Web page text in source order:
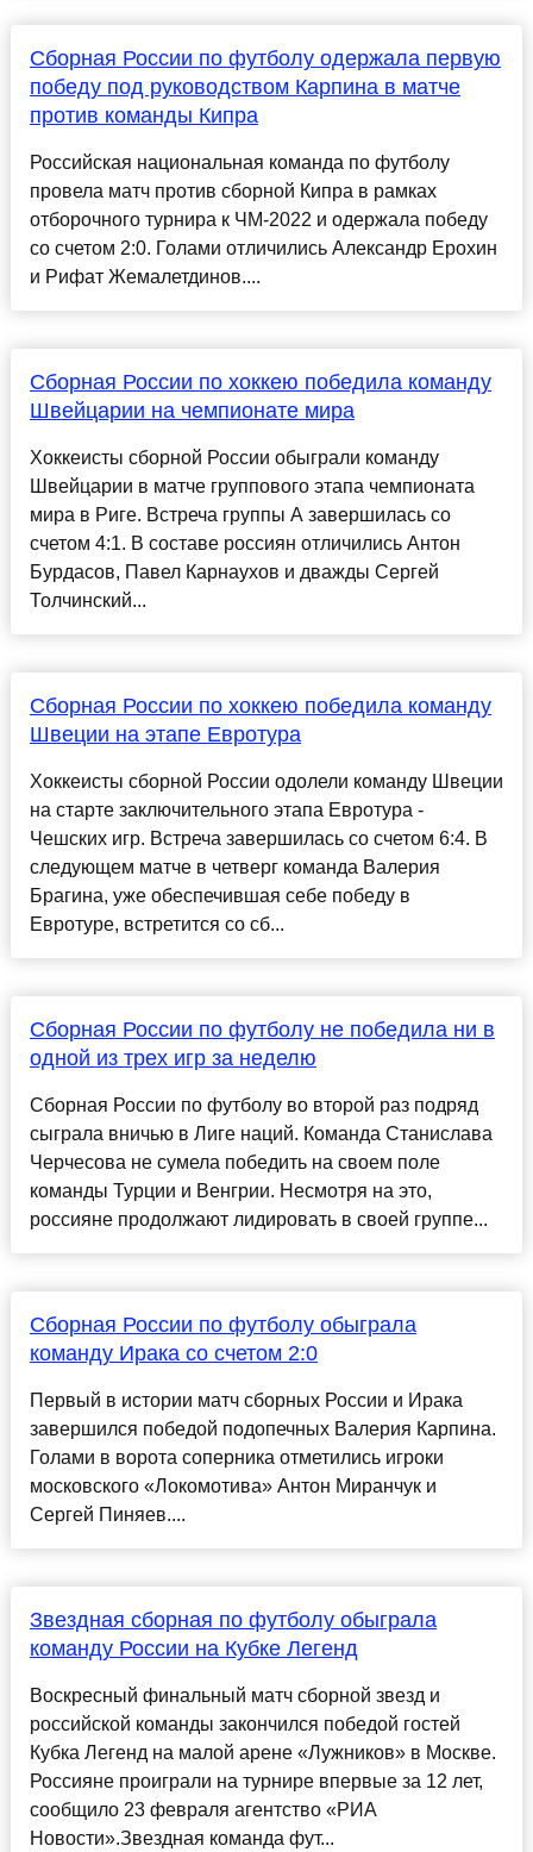
Сборная России по футболу одержала первую
победу под руководством Карпина в матче
против команды Кипра
Российская национальная команда по футболу
провела матч против сборной Кипра в рамках
отборочного турнира к ЧМ-2022 и одержала победу
со счетом 2:0. Голами отличились Александр Ерохин
и Рифат Жемалетдинов....
Сборная России по хоккею победила команду
Швейцарии на чемпионате мира
Хоккеисты сборной России обыграли команду
Швейцарии в матче группового этапа чемпионата
мира в Риге. Встреча группы A завершилась со
счетом 4:1. В составе россиян отличились Антон
Бурдасов, Павел Карнаухов и дважды Сергей
Толчинский...
Сборная России по хоккею победила команду
Швеции на этапе Евротура
Хоккеисты сборной России одолели команду Швеции
на старте заключительного этапа Евротура -
Чешских игр. Встреча завершилась со счетом 6:4. В
следующем матче в четверг команда Валерия
Брагина, уже обеспечившая себе победу в
Евротуре, встретится со сб...
Сборная России по футболу не победила ни в
одной из трех игр за неделю
Сборная России по футболу во второй раз подряд
сыграла вничью в Лиге наций. Команда Станислава
Черчесова не сумела победить на своем поле
команды Турции и Венгрии. Несмотря на это,
россияне продолжают лидировать в своей группе...
Сборная России по футболу обыграла
команду Ирака со счетом 2:0
Первый в истории матч сборных России и Ирака
завершился победой подопечных Валерия Карпина.
Голами в ворота соперника отметились игроки
московского «Локомотива» Антон Миранчук и
Сергей Пиняев....
Звездная сборная по футболу обыграла
команду России на Кубке Легенд
Воскресный финальный матч сборной звезд и
российской команды закончился победой гостей
Кубка Легенд на малой арене «Лужников» в Москве.
Россияне проиграли на турнире впервые за 12 лет,
сообщило 23 февраля агентство «РИА
Новости».Звездная команда фут...